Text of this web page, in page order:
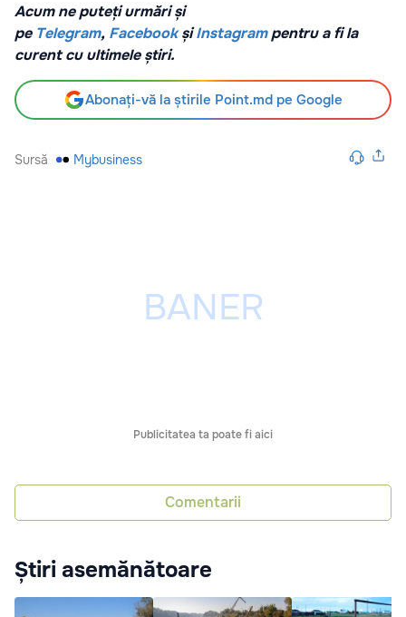
Acum ne puteți urmări și
pe Telegram, Facebook șiInstagrampentru a fi la
curent cu ultimele știri.
Abonați-vă la știrile Point.md pe Google
Sursă Mybusiness
Publicitatea ta poate fi aici
Comentarii
Știri asemănătoare